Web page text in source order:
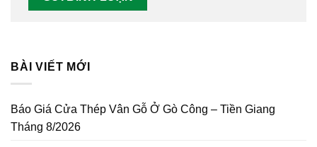
BÀI VIẾT MỚI
Báo Giá Cửa Thép Vân Gỗ Ở Gò Công – Tiền Giang
Tháng 8/2026